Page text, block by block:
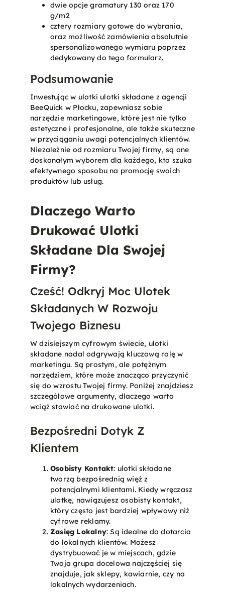
dwie opcje gramatury 130 oraz 170
g/m2
cztery rozmiary gotowe do wybrania,
oraz możliwość zamówienia absolutnie
spersonalizowanego wymiaru poprzez
dedykowany do tego formularz.
Podsumowanie
Inwestując w ulotki ulotki składane z agencji
BeeQuick w Płocku, zapewniasz sobie
narzędzie marketingowe, które jest nie tylko
estetyczne i profesjonalne, ale także skuteczne
w przyciąganiu uwagi potencjalnych klientów.
Niezależnie od rozmiaru Twojej firmy, są one
doskonałym wyborem dla każdego, kto szuka
efektywnego sposobu na promocję swoich
produktów lub usług​.
Dlaczego Warto
Drukować Ulotki
Składane Dla Swojej
Firmy?
Cześć! Odkryj Moc Ulotek
Składanych W Rozwoju
Twojego Biznesu
W dzisiejszym cyfrowym świecie, ulotki
składane nadal odgrywają kluczową rolę w
marketingu. Są prostym, ale potężnym
narzędziem, które może znacząco przyczynić
się do wzrostu Twojej firmy. Poniżej znajdziesz
szczegółowe argumenty, dlaczego warto
wciąż stawiać na drukowane ulotki.
Bezpośredni Dotyk Z
Klientem
Osobisty Kontakt: ulotki składane
tworzą bezpośrednią więź z
potencjalnymi klientami. Kiedy wręczasz
ulotkę, nawiązujesz osobisty kontakt,
który często jest bardziej wpływowy niż
cyfrowe reklamy.
Zasięg Lokalny: Są idealne do dotarcia
do lokalnych klientów. Możesz
dystrybuować je w miejscach, gdzie
Twoja grupa docelowa najczęściej się
znajduje, jak sklepy, kawiarnie, czy na
lokalnych wydarzeniach.